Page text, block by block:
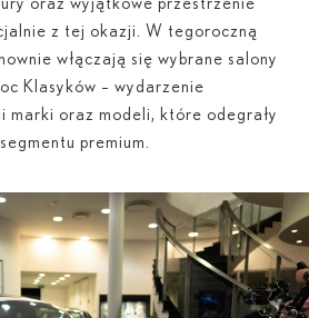
z tej okazji. W tegoroczną
włączają się wybrane salony
Klasyków – wydarzenie
marki oraz modeli, które odegrały
premium.